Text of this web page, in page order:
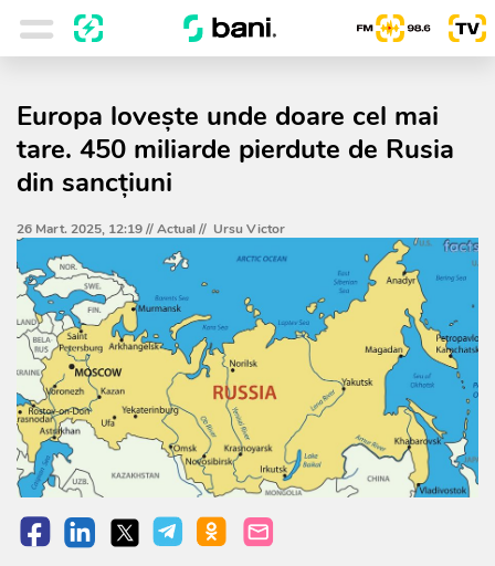
Europa lovește unde doare cel mai
tare. 450 miliarde pierdute de Rusia
din sancțiuni
26 Mart. 2025, 12:19 //Actual// Ursu Victor